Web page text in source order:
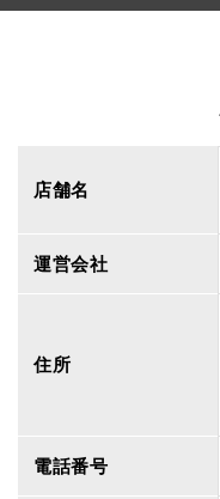
店舗名
運営会社
住所
電話番号